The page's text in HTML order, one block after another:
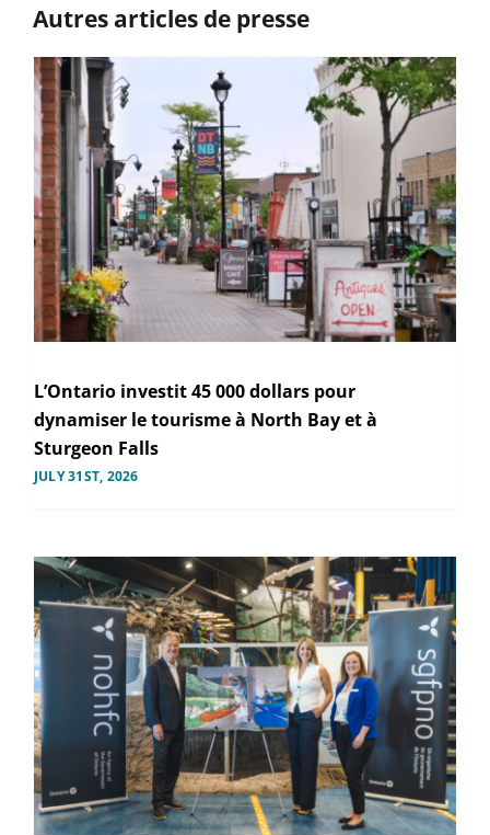
Autres articles de presse
L’Ontario investit 45 000 dollars pour
dynamiser le tourisme à North Bay et à
Sturgeon Falls
JULY 31ST, 2026